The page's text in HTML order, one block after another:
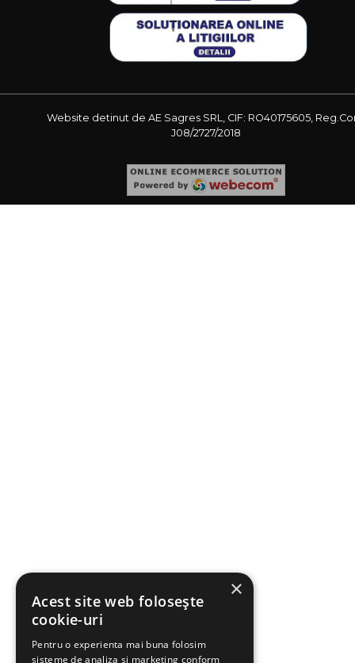
Website detinut de AE Sagres SRL, CIF: RO40175605,
J08/2727/2018
×
Acest site web folosește
cookie-uri
Pentru o experienta mai buna folosim
sisteme de analiza si marketing conform